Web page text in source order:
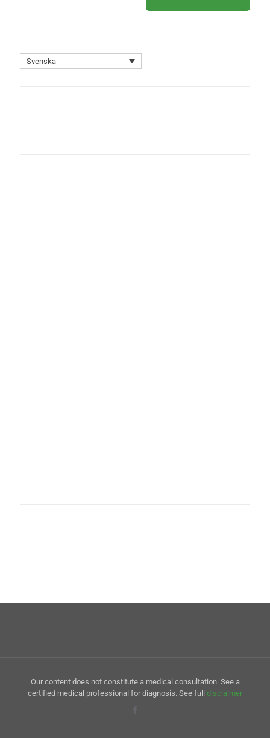
Svenska
Our content does not constitute a medical consultation. See a
certified medical professional for diagnosis. See full disclaimer